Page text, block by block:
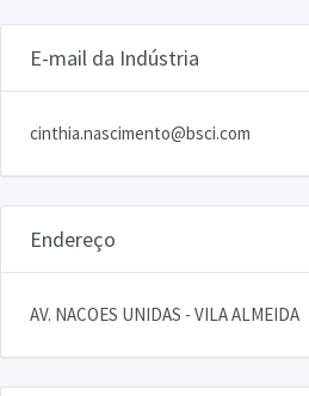
E-mail da Indústria
cinthia.nascimento@bsci.com
Endereço
AV. NACOES UNIDAS - VILA ALMEIDA